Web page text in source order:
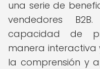
una serie de
vendedores
capacidad de
manera interactiva
la comprensión y